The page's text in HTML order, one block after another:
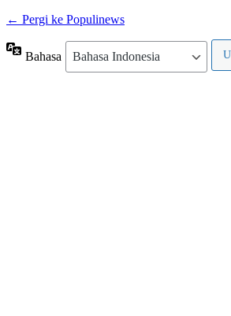
← Pergi ke Populinews
Bahasa